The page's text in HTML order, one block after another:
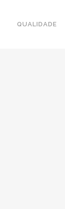
QUALIDADE